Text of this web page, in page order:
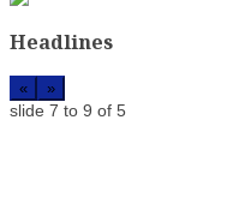
Headlines
« »
slide 7 to 9 of 5